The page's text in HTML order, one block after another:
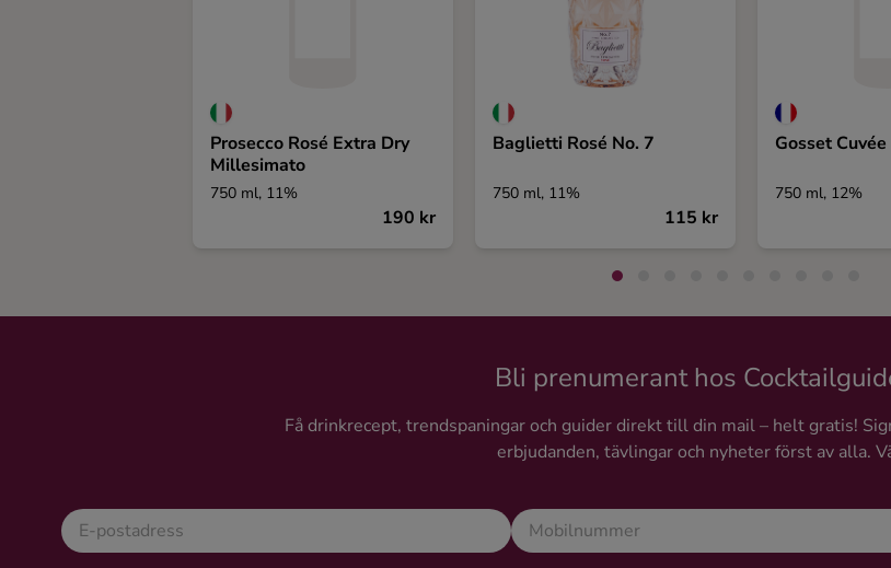
Prosecco Rosé Extra Dry
Millesimato
750 ml, 11%
190 kr
Baglietti Rosé No. 7
750 ml, 11%
115 kr
Gosset
750 ml, 12%
Bli prenumerant hos
Få drinkrecept, trendspaningar och guider direkt till din mail – helt gratis!
erbjudanden, tävlingar och nyheter först av alla.